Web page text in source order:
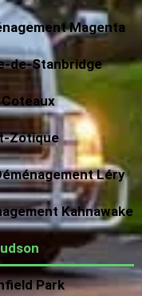
Magenta
de-Stanbridge
Zotique
Léry
Kahnawake
Park